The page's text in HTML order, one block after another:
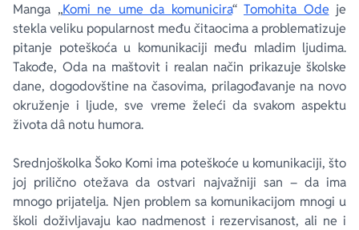
Manga „Komi ne ume da komunicira“ Tomohita Ode je
stekla veliku popularnost među čitaocima a problematizuje
pitanje poteškoća u komunikaciji među mladim ljudima.
Takođe, Oda na maštovit i realan način prikazuje školske
dane, dogodovštine na časovima, prilagođavanje na novo
okruženje i ljude, sve vreme želeći da svakom aspektu
života dâ notu humora.
Srednjoškolka Šoko Komi ima poteškoće u komunikaciji, što
joj prilično otežava da ostvari najvažniji san – da ima
mnogo prijatelja. Njen problem sa komunikacijom mnogi u
školi doživljavaju kao nadmenost i rezervisanost, ali ne i